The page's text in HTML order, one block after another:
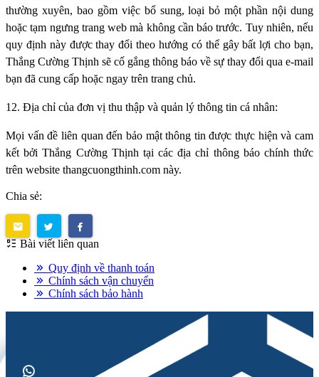
thường xuyên, bao gồm việc bổ sung, loại bỏ một phần nội dung
hoặc tạm ngưng trang web mà không cần báo trước. Tuy nhiên, nếu
quy định này được thay đổi theo hướng có thể gây bất lợi cho bạn,
Thắng Cường Thịnh sẽ cố gắng thông báo về sự thay đổi qua e-mail
bạn đã cung cấp hoặc ngay trên trang chủ.
12. Địa chỉ của đơn vị thu thập và quản lý thông tin cá nhân:
Mọi vấn đề liên quan đến bảo mật thông tin được thực hiện và cam
kết bởi Thắng Cường Thịnh tại các địa chỉ thông báo chính thức
trên website thangcuongthinh.com này.
Chia sẻ:
Bài viết liên quan
Quy định về thanh toán
Chính sách vận chuyển
Chính sách bảo hành